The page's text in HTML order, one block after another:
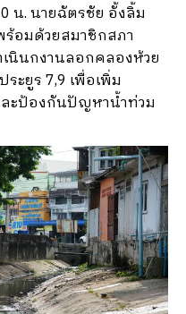
น. นายฉัตรชัย อั้งลิ้ม
อมด้วยสมาชิกสภา
นินกงานลอกคลองห้วย
ะยูร 7,9 เพื่อเพิ่ม
ละป้องกันปัญหาน้ำท่วม